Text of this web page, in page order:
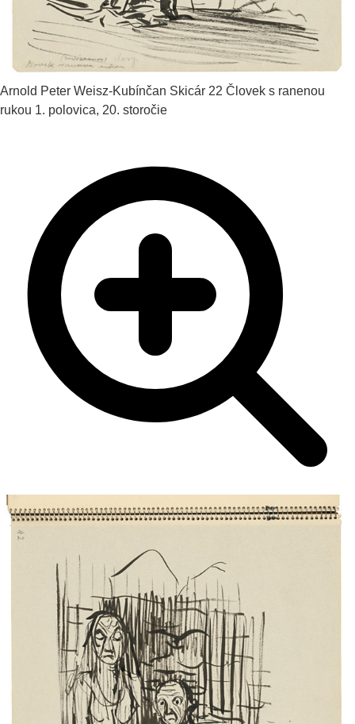
Arnold Peter Weisz-Kubínčan Skicár 22 Človek s ranenou
rukou 1. polovica, 20. storočie